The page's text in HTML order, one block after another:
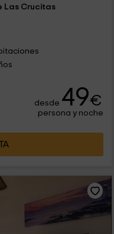
Las Crucitas
desde 49€
persona y noche